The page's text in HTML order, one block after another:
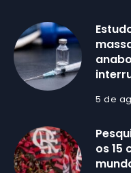
5 de
os 15